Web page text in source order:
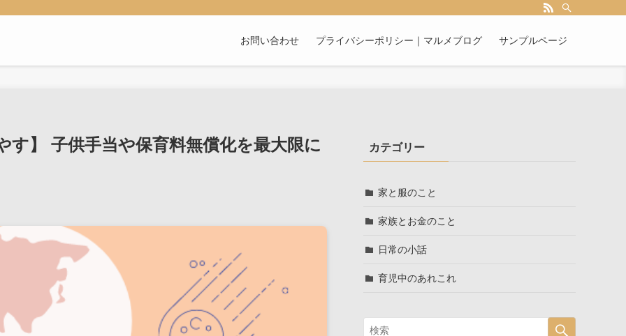
お問い合わせ プライバシーポリシー｜マルメブログ サンプルページ
】 子供手当や保育料無償化を最大限に カテゴリー
家と服のこと
家族とお金のこと
日常の小話
育児中のあれこれ